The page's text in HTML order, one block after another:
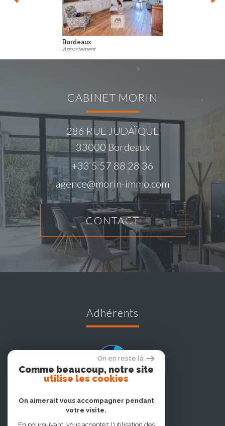
Bordeaux
Appartement
CABINET MORIN
286 RUE JUDAÏQUE
33000 Bordeaux
+33 5 57 88 28 36
agence@morin-immo.com
CONTACT
adhérents
On en reste là
Comme beaucoup, notre site
utilise les cookies
On aimerait vous accompagner pendant
votre visite.